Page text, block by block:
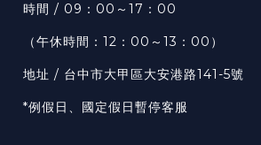
時間 / 09：00～17：00
（午休時間：12：00～13：00）
地址 / 台中市大甲區大安港路141-5號
*例假日、國定假日暫停客服